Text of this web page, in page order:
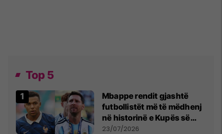
Top 5
Mbappe rendit gjashtë
futbollistët më të mëdhenj
në historinë e Kupës së
Botës, Messi mbetet i dyti
23/07/2026